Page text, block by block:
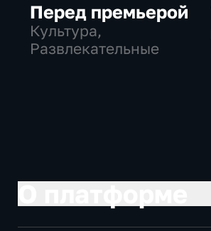
Перед премьерой
Культура,
Развлекательные